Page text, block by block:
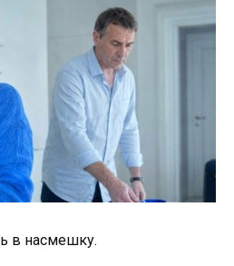
в насмешку.